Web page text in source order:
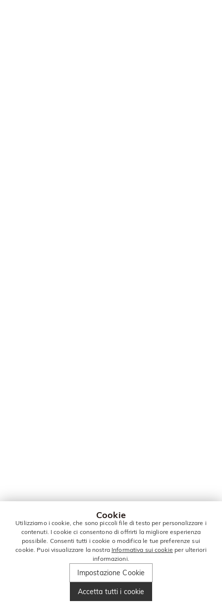
Cookie
Utilizziamo i cookie, che sono piccoli file di testo per personalizzare i
contenuti. I cookie ci consentono di offrirti la migliore esperienza
possibile. Consenti tutti i cookie o modifica le tue preferenze sui
cookie. Puoi visualizzare la nostra Informativa sui cookie per ulteriori
informazioni.
Impostazione Cookie
Accetta tutti i cookie